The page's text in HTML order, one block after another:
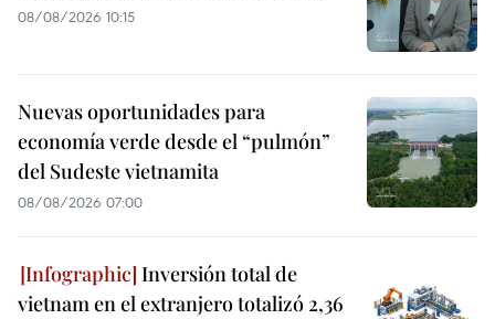
08/08/2026 10:15
Nuevas oportunidades para
economía verde desde el “pulmón”
del Sudeste vietnamita
08/08/2026 07:00
Inversión total de
vietnam en el extranjero totalizó 2,36